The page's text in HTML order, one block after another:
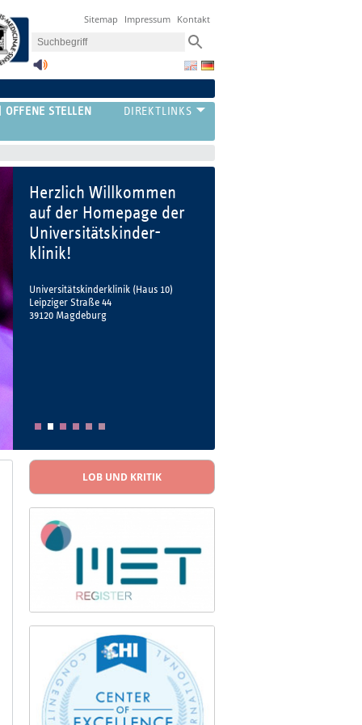
Sitemap Impressum Kontakt
OFFENE STELLEN
Herzlich Willkommen
auf der Homepage der
Universitätskinder-
klinik!
Universitätskinderklinik (Haus 10)
Leipziger Straße 44
39120 Magdeburg
LOB UND KRITIK